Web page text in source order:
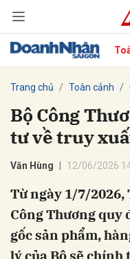
Trang chủ Toàn cảnh
Bộ Công
tư về truy
Văn Hùng 12/06/2026
Từ ngày 1/7/2026,
Công Thương quy
gốc sản phẩm,
lý của Bộ sẽ chính